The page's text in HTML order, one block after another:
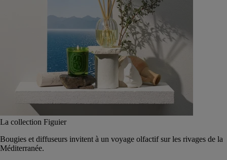
La collection Figuier
Bougies et diffuseurs invitent à un voyage olfactif sur les rivages de la
Méditerranée.